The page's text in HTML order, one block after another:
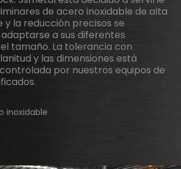
de acero inoxidable de alta
y la reducción precisos se
a sus diferentes
tamaño. La tolerancia con
y las dimensiones está
por nuestros equipos de
inoxidable